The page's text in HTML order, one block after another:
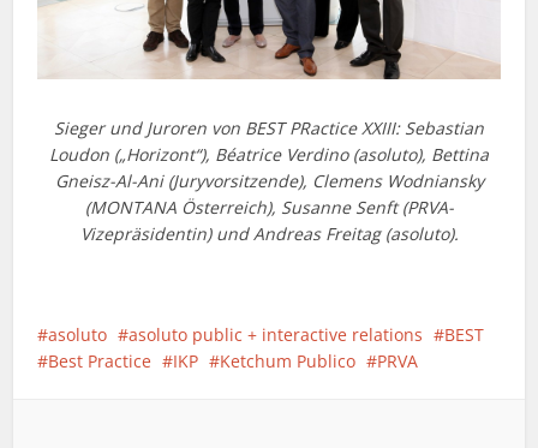
Sieger und Juroren von BEST PRactice XXIII: Sebastian
Loudon („Horizont“), Béatrice Verdino (asoluto), Bettina
Gneisz-Al-Ani (Juryvorsitzende), Clemens Wodniansky
(MONTANA Österreich), Susanne Senft (PRVA-
Vizepräsidentin) und Andreas Freitag (asoluto).
asoluto asoluto public + interactive relations
BEST
Best Practice
IKP Ketchum Publico PRVA